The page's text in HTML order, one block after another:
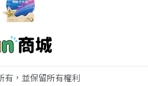
有，並保留所有權利